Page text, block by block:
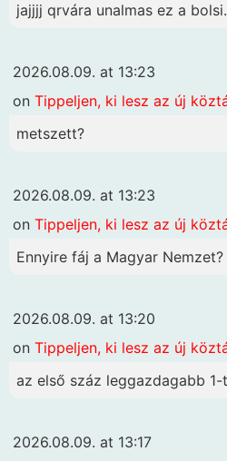
jajjjj qrvára unalmas ez a
2026.08.09. at 13:23
on Tippeljen, ki lesz az új
metszett?
2026.08.09. at 13:23
on Tippeljen, ki lesz az új
Ennyire fáj a Magyar Nemzet?
2026.08.09. at 13:20
on Tippeljen, ki lesz az új
az első száz leggazdagabb 1-
2026.08.09. at 13:17